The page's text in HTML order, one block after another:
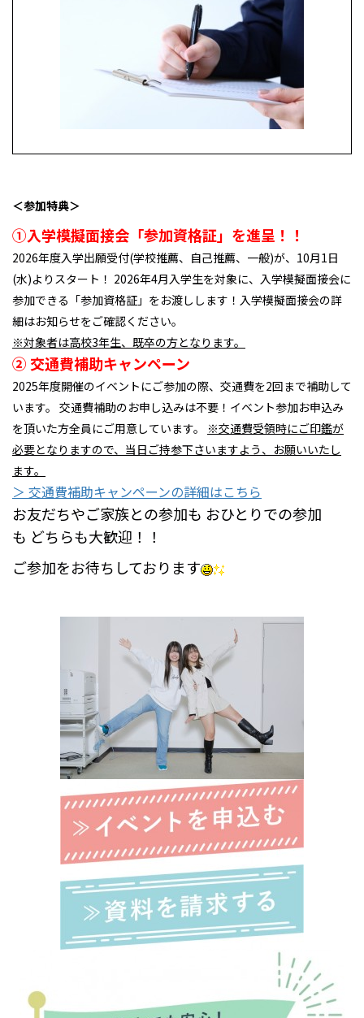
＜参加特典＞
①入学模擬面接会「参加資格証」を進呈！！
2026年度入学出願受付(学校推薦、自己推薦、一般)が、10月1日
(水)よりスタート！ 2026年4月入学生を対象に、入学模擬面接会に
参加できる「参加資格証」をお渡しします！入学模擬面接会の詳
細はお知らせをご確認ください。
※対象者は高校3年生、既卒の方となります。
② 交通費補助キャンペーン
2025年度開催のイベントにご参加の際、交通費を2回まで補助して
います。 交通費補助のお申し込みは不要！イベント参加お申込み
を頂いた方全員にご用意しています。 ※交通費受領時にご印鑑が
必要となりますので、当日ご持参下さいますよう、お願いいたし
ます。
＞ 交通費補助キャンペーンの詳細はこちら
お友だちやご家族との参加も おひとりでの参加
も どちらも大歓迎！！
ご参加をお待ちしております